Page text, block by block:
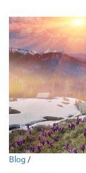
Blog /